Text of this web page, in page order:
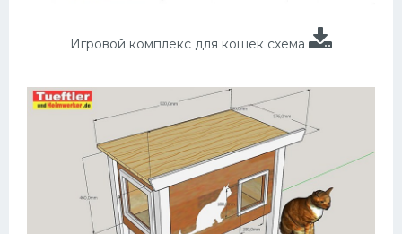
Игровой комплекс для кошек схема